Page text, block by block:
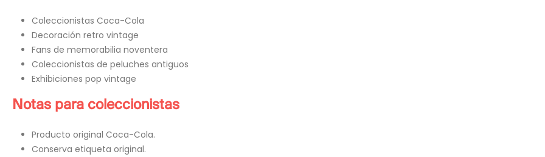
Coleccionistas Coca-Cola
Decoración retro vintage
Fans de memorabilia noventera
Coleccionistas de peluches antiguos
Exhibiciones pop vintage
Notas para coleccionistas
Producto original Coca-Cola.
Conserva etiqueta original.